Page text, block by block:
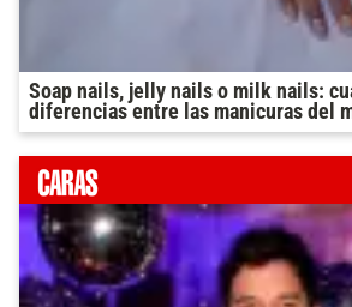
Soap nails, jelly nails o milk nails:
diferencias entre las manicuras del